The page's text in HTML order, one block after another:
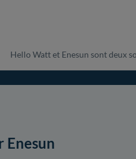
Hello Watt et Enesun sont deux
Enesun